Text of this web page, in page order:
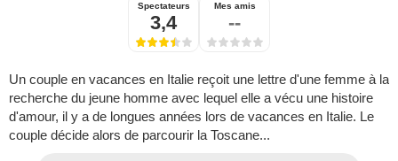
Spectateurs
3,4
Mes amis
--
Un couple en vacances en Italie reçoit une lettre d'une femme à la
recherche du jeune homme avec lequel elle a vécu une histoire
d'amour, il y a de longues années lors de vacances en Italie. Le
couple décide alors de parcourir la Toscane...